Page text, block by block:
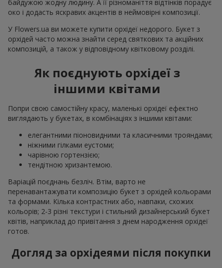
байдужою жодну людину. А її різноманіття відтінків порадує
око і додасть яскравих акцентів в неймовірні композиції.
У Flowers.ua ви можете купити орхідеї недорого. Букет з
орхідей часто можна знайти серед святкових та акційних
композицій, а також у відповідному квітковому розділі.
Як поєднують орхідеї з
іншими квітами
Попри свою самостійну красу, маленькі орхідеї ефектно
виглядають у букетах, в комбінаціях з іншими квітами:
елегантними піоновидними та класичними трояндами;
ніжними гілками еустоми;
чарівною гортензією;
тендітною хризантемою.
Варіацій поєднань безліч. Втім, варто не
перенавантажувати композицію букет з орхідей кольорами
та формами. Кілька контрастних або, навпаки, схожих
кольорів; 2-3 різні текстури і стильний дизайнерський букет
квітів, наприклад до привітання з днем народження орхідеї
готов.
Догляд за орхідеями після покупки